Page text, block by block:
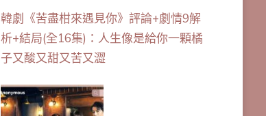
韓劇《苦盡柑來遇見你》評論+劇情9解
析+結局(全16集)：人生像是給你一顆橘
子又酸又甜又苦又澀